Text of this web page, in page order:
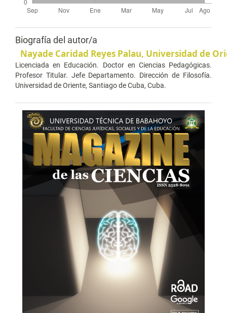
Biografía del autor/a
Nayade Caridad Reyes Palau, Universidad de
Licenciada en Educación. Doctor en Ciencias Pedagógicas.
Profesor Titular. Jefe Departamento. Dirección de Filosofía.
Universidad de Oriente, Santiago de Cuba, Cuba.